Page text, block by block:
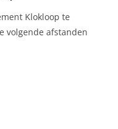
Klokloop te
volgende afstanden